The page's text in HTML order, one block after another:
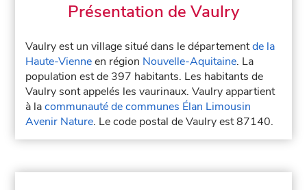
Présentation de Vaulry
Vaulry est un village situé dans le départementde la
Haute-Vienneen région Nouvelle-Aquitaine. La
population est de 397 habitants. Les habitants de
Vaulry sont appelés les vaurinaux. Vaulry appartient
à lacommunauté de communes Élan Limousin
Avenir Nature. Le code postal de Vaulry est 87140.